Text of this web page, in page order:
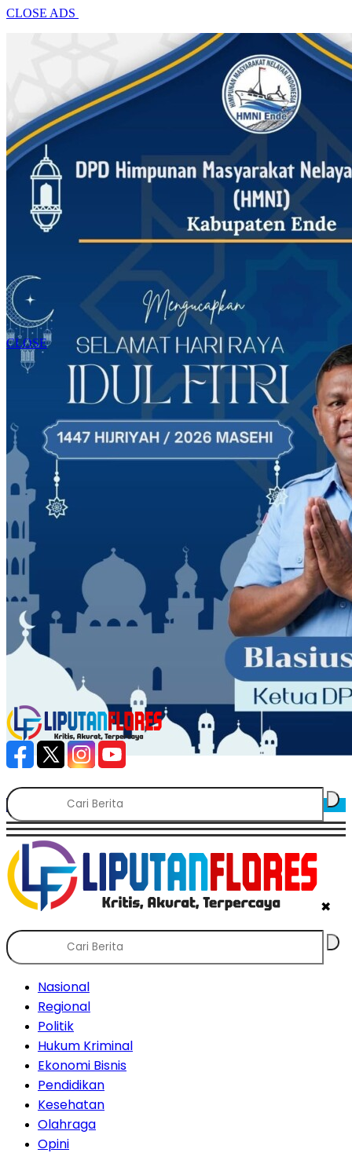
CLOSE ADS
SCROLL TO CONTINUE WITH CONTENT
CLOSE
✖
Nasional
Regional
Politik
Hukum Kriminal
Ekonomi Bisnis
Pendidikan
Kesehatan
Olahraga
Opini